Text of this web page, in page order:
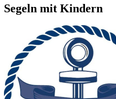
Segeln mit Kindern